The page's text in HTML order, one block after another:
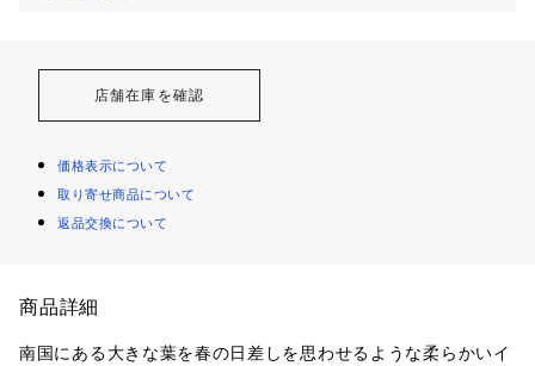
店舗在庫を確認
価格表示について
取り寄せ商品について
返品交換について
商品詳細
南国にある大きな葉を春の日差しを思わせるような柔らかいイ